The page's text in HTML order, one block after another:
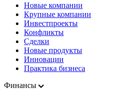
Новые компании
Крупные компании
Инвестпроекты
Конфликты
Сделки
Новые продукты
Инновации
Практика бизнеса
Финансы